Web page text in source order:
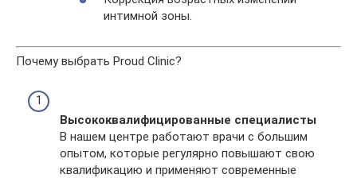
интимной зоны.
Почему выбрать Proud Clinic?
Высококвалифицированные специалисты
В нашем центре работают врачи с большим
опытом, которые регулярно повышают свою
квалификацию и применяют современные